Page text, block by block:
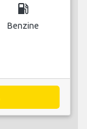
local_gas_station
Benzine